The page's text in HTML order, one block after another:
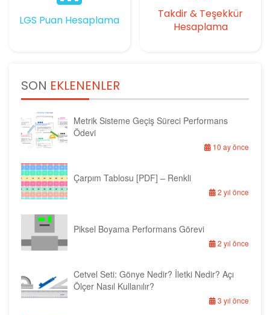
LGS Puan Hesaplama
Takdir & Teşekkür
Hesaplama
SON EKLENENLER
Metrik Sisteme Geçiş Süreci Performans
Ödevi
10 ay önce
Çarpım Tablosu [PDF] – Renkli
2 yıl önce
Piksel Boyama Performans Görevi
2 yıl önce
Cetvel Seti: Gönye Nedir? İletki Nedir? Açı
Ölçer Nasıl Kullanılır?
3 yıl önce